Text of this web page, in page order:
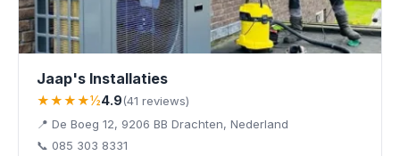
Jaap's Installaties
★★★★½4.9(41 reviews)
📍 De Boeg 12, 9206 BB Drachten, Nederland
📞 085 303 8331